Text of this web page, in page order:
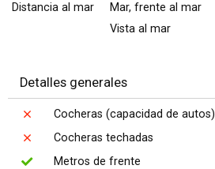
Distancia al mar
Mar, frente al mar
Vista al mar
Detalles generales
Cocheras (capacidad de autos)
Cocheras techadas
Metros de frente